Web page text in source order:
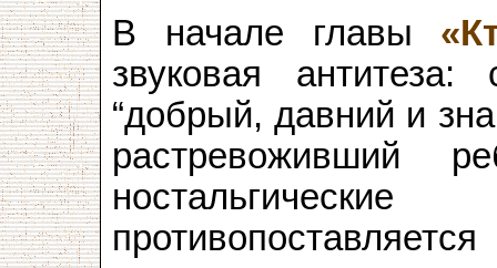
В начале главы
звуковая
“добрый, давний и
растревоживший